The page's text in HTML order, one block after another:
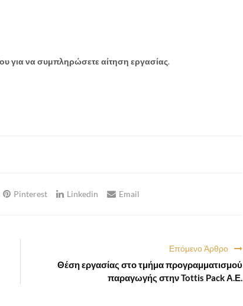
για να συμπληρώσετε αίτηση εργασίας.
Pinterest Linkedin Email
Επόμενο Άρθρο
Θέση εργασίας στο τμήμα προγραμματισμού
παραγωγής στην Tottis Pack Α.Ε.